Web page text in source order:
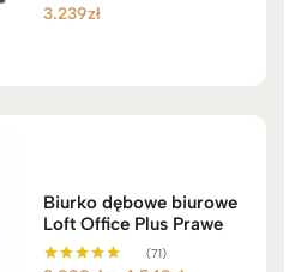
Oceniono
3.239zł
Biurko dębowe biurowe
Loft Office Plus Prawe
(71)